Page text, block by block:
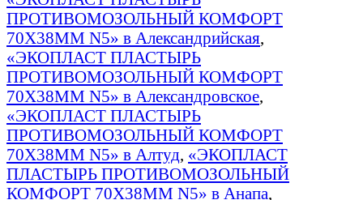
ПРОТИВОМОЗОЛЬНЫЙ КОМФОРТ
70Х38ММ N5» в Александрийская,
«ЭКОПЛАСТ ПЛАСТЫРЬ
ПРОТИВОМОЗОЛЬНЫЙ КОМФОРТ
70Х38ММ N5» в Александровское,
«ЭКОПЛАСТ ПЛАСТЫРЬ
ПРОТИВОМОЗОЛЬНЫЙ КОМФОРТ
70Х38ММ N5» в Алтуд, «ЭКОПЛАСТ
ПЛАСТЫРЬ ПРОТИВОМОЗОЛЬНЫЙ
КОМФОРТ 70Х38ММ N5» в Анапа,